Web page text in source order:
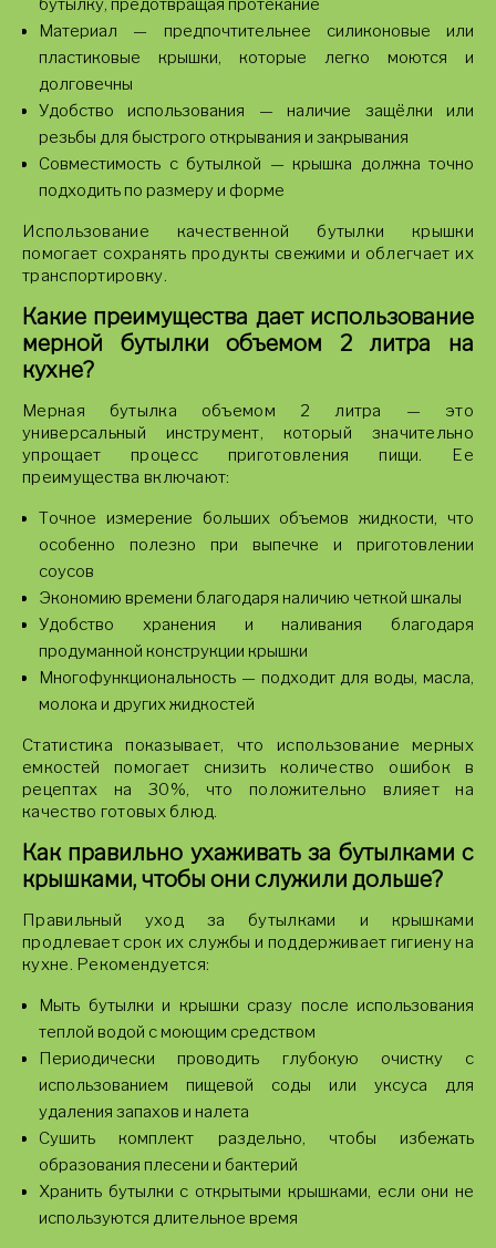
бутылку, предотвращая протекание
Материал — предпочтительнее силиконовые или
пластиковые крышки, которые легко моются и
долговечны
Удобство использования — наличие защёлки или
резьбы для быстрого открывания и закрывания
Совместимость с бутылкой — крышка должна точно
подходить по размеру и форме
Использование качественной бутылки крышки
помогает сохранять продукты свежими и облегчает их
транспортировку.
Какие преимущества дает использование
мерной бутылки объемом 2 литра на
кухне?
Мерная бутылка объемом 2 литра — это
универсальный инструмент, который значительно
упрощает процесс приготовления пищи. Ее
преимущества включают:
Точное измерение больших объемов жидкости, что
особенно полезно при выпечке и приготовлении
соусов
Экономию времени благодаря наличию четкой шкалы
Удобство хранения и наливания благодаря
продуманной конструкции крышки
Многофункциональность — подходит для воды, масла,
молока и других жидкостей
Статистика показывает, что использование мерных
емкостей помогает снизить количество ошибок в
рецептах на 30%, что положительно влияет на
качество готовых блюд.
Как правильно ухаживать за бутылками с
крышками, чтобы они служили дольше?
Правильный уход за бутылками и крышками
продлевает срок их службы и поддерживает гигиену на
кухне. Рекомендуется:
Мыть бутылки и крышки сразу после использования
теплой водой с моющим средством
Периодически проводить глубокую очистку с
использованием пищевой соды или уксуса для
удаления запахов и налета
Сушить комплект раздельно, чтобы избежать
образования плесени и бактерий
Хранить бутылки с открытыми крышками, если они не
используются длительное время